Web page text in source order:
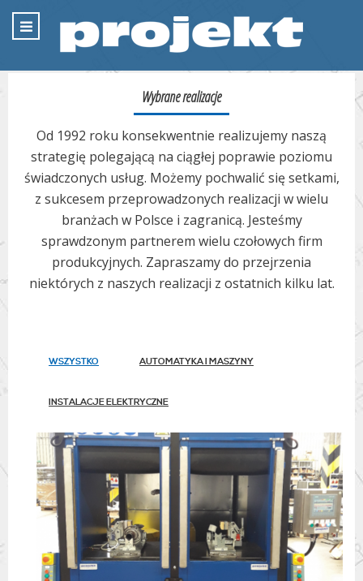
Wybrane realizacje
Od 1992 roku konsekwentnie realizujemy naszą
strategię polegającą na ciągłej poprawie poziomu
świadczonych usług. Możemy pochwalić się setkami,
z sukcesem przeprowadzonych realizacji w wielu
branżach w Polsce i zagranicą. Jesteśmy
sprawdzonym partnerem wielu czołowych firm
produkcyjnych. Zapraszamy do przejrzenia
niektórych z naszych realizacji z ostatnich kilku lat.
WSZYSTKO AUTOMATYKA I MASZYNY
INSTALACJE ELEKTRYCZNE